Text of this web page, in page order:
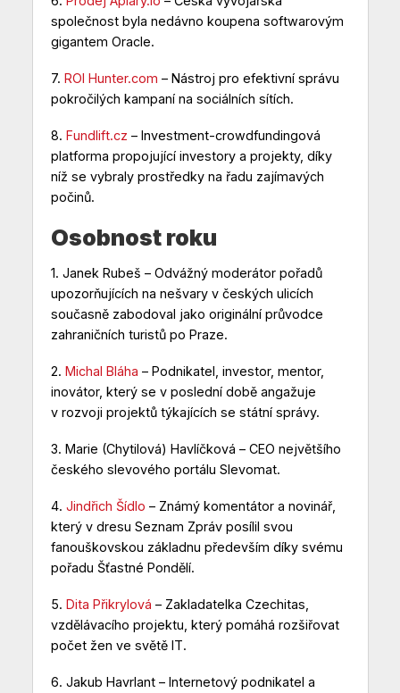
společnost byla nedávno koupena softwarovým
gigantem Oracle.
7. ROI Hunter.com – Nástroj pro efektivní správu
pokročilých kampaní na sociálních sítích.
8. Fundlift.cz – Investment-crowdfundingová
platforma propojující investory a projekty, díky
níž se vybraly prostředky na řadu zajímavých
počinů.
Osobnost roku
1. Janek Rubeš – Odvážný moderátor pořadů
upozorňujících na nešvary v českých ulicích
současně zabodoval jako originální průvodce
zahraničních turistů po Praze.
2. Michal Bláha – Podnikatel, investor, mentor,
inovátor, který se v poslední době angažuje
v rozvoji projektů týkajících se státní správy.
3. Marie (Chytilová) Havlíčková – CEO největšího
českého slevového portálu Slevomat.
4. Jindřich Šídlo – Známý komentátor a novinář,
který v dresu Seznam Zpráv posílil svou
fanouškovskou základnu především díky svému
pořadu Šťastné Pondělí.
5. Dita Přikrylová – Zakladatelka Czechitas,
vzdělávacího projektu, který pomáhá rozšiřovat
počet žen ve světě IT.
6. Jakub Havrlant– Internetový podnikatel a